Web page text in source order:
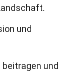
und
und